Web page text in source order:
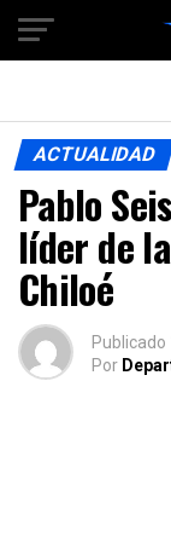
ACTUALIDAD
Pablo
líder de
Chiloé
Publicado
Por